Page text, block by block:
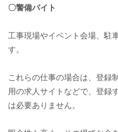
〇警備バイト
工事現場やイベント会場、駐
す。
これらの仕事の場合は、登録
用の求人サイトなどで、登録
は必要ありません。